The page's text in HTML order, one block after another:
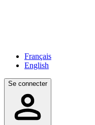
Français
English
Se connecter